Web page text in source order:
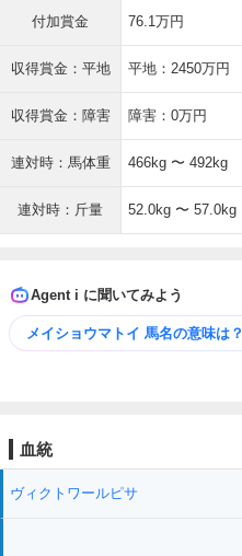
付加賞金 76.1万円
収得賞金：平地 平地：2450万円
収得賞金：障害 障害：0万円
連対時：馬体重 466kg 〜 492kg
連対時：斤量 52.0kg 〜 57.0kg
Agent i に聞いてみよう
メイショウマトイ 馬名の意味は？
血統
ヴィクトワールピサ